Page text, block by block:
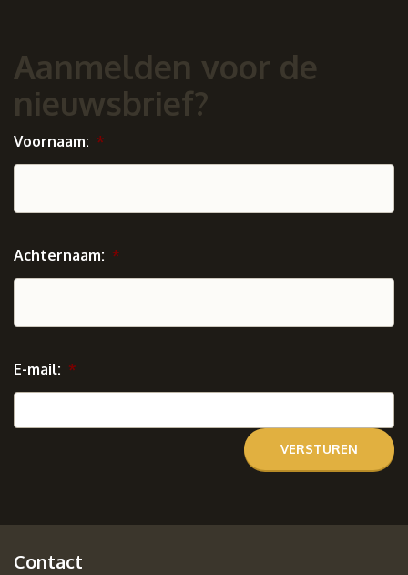
Aanmelden voor de
nieuwsbrief?
Voornaam: *
Achternaam: *
E-mail: *
Contact